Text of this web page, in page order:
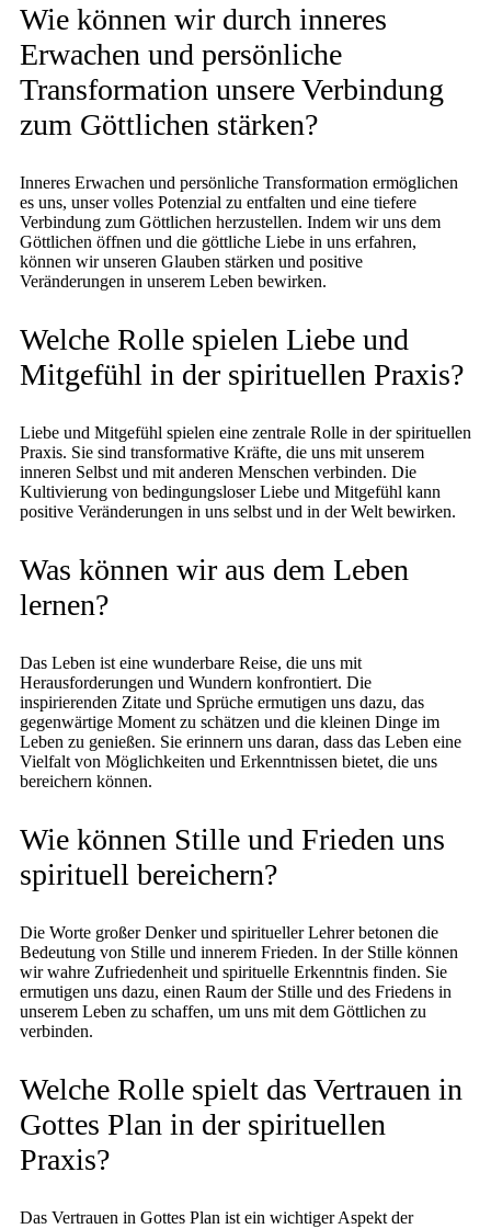
Wie können wir durch inneres
Erwachen und persönliche
Transformation unsere Verbindung
zum Göttlichen stärken?
Inneres Erwachen und persönliche Transformation ermöglichen
es uns, unser volles Potenzial zu entfalten und eine tiefere
Verbindung zum Göttlichen herzustellen. Indem wir uns dem
Göttlichen öffnen und die göttliche Liebe in uns erfahren,
können wir unseren Glauben stärken und positive
Veränderungen in unserem Leben bewirken.
Welche Rolle spielen Liebe und
Mitgefühl in der spirituellen Praxis?
Liebe und Mitgefühl spielen eine zentrale Rolle in der spirituellen
Praxis. Sie sind transformative Kräfte, die uns mit unserem
inneren Selbst und mit anderen Menschen verbinden. Die
Kultivierung von bedingungsloser Liebe und Mitgefühl kann
positive Veränderungen in uns selbst und in der Welt bewirken.
Was können wir aus dem Leben
lernen?
Das Leben ist eine wunderbare Reise, die uns mit
Herausforderungen und Wundern konfrontiert. Die
inspirierenden Zitate und Sprüche ermutigen uns dazu, das
gegenwärtige Moment zu schätzen und die kleinen Dinge im
Leben zu genießen. Sie erinnern uns daran, dass das Leben eine
Vielfalt von Möglichkeiten und Erkenntnissen bietet, die uns
bereichern können.
Wie können Stille und Frieden uns
spirituell bereichern?
Die Worte großer Denker und spiritueller Lehrer betonen die
Bedeutung von Stille und innerem Frieden. In der Stille können
wir wahre Zufriedenheit und spirituelle Erkenntnis finden. Sie
ermutigen uns dazu, einen Raum der Stille und des Friedens in
unserem Leben zu schaffen, um uns mit dem Göttlichen zu
verbinden.
Welche Rolle spielt das Vertrauen in
Gottes Plan in der spirituellen
Praxis?
Das Vertrauen in Gottes Plan ist ein wichtiger Aspekt der